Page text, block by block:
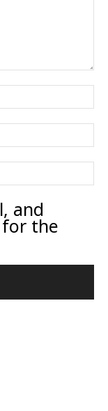
and
the